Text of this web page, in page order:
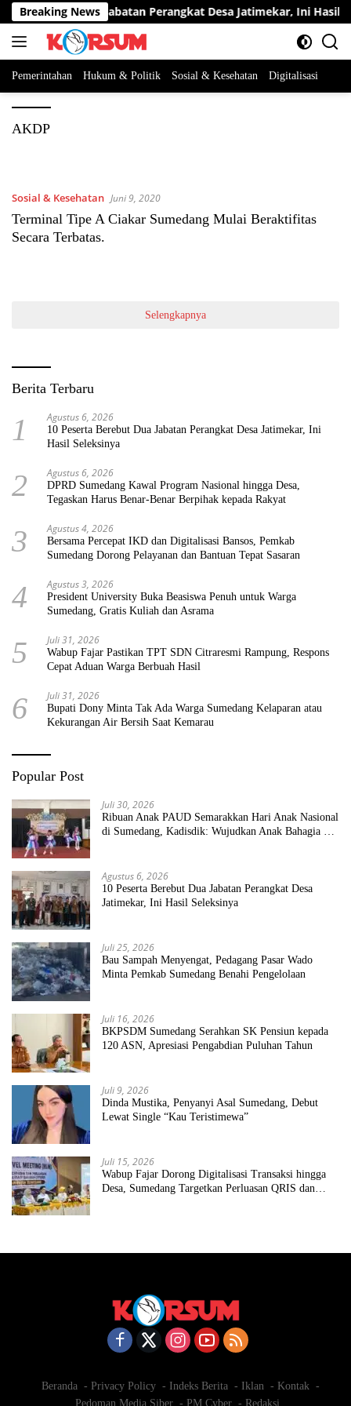
Langsung
ke
konten
Breaking News
Berebut Dua Jabatan Perangkat Desa Jatimekar, Ini Hasil
Pemerintahan Hukum & Politik Sosial & Kesehatan Digitalisasi
AKDP
Sosial & Kesehatan Juni 9, 2020
Terminal Tipe A Ciakar Sumedang Mulai Beraktifitas
Secara Terbatas.
Selengkapnya
Berita Terbaru
1 Agustus 6, 2026
10 Peserta Berebut Dua Jabatan Perangkat Desa Jatimekar, Ini
Hasil Seleksinya
2 Agustus 6, 2026
DPRD Sumedang Kawal Program Nasional hingga Desa,
Tegaskan Harus Benar-Benar Berpihak kepada Rakyat
3 Agustus 4, 2026
Bersama Percepat IKD dan Digitalisasi Bansos, Pemkab
Sumedang Dorong Pelayanan dan Bantuan Tepat Sasaran
4 Agustus 3, 2026
President University Buka Beasiswa Penuh untuk Warga
Sumedang, Gratis Kuliah dan Asrama
5 Juli 31, 2026
Wabup Fajar Pastikan TPT SDN Citraresmi Rampung, Respons
Cepat Aduan Warga Berbuah Hasil
6 Juli 31, 2026
Bupati Dony Minta Tak Ada Warga Sumedang Kelaparan atau
Kekurangan Air Bersih Saat Kemarau
Popular Post
Juli 30, 2026
Ribuan Anak PAUD Semarakkan Hari Anak Nasional
di Sumedang, Kadisdik: Wujudkan Anak Bahagia dan
Agustus 6, 2026
10 Peserta Berebut Dua Jabatan Perangkat Desa
Jatimekar, Ini Hasil Seleksinya
Juli 25, 2026
Bau Sampah Menyengat, Pedagang Pasar Wado
Minta Pemkab Sumedang Benahi Pengelolaan
Juli 16, 2026
BKPSDM Sumedang Serahkan SK Pensiun kepada
120 ASN, Apresiasi Pengabdian Puluhan Tahun
Juli 9, 2026
Dinda Mustika, Penyanyi Asal Sumedang, Debut
Lewat Single “Kau Teristimewa”
Juli 15, 2026
Wabup Fajar Dorong Digitalisasi Transaksi hingga
Desa, Sumedang Targetkan Perluasan QRIS dan
Beranda Privacy Policy Indeks Berita Iklan
Kontak
Pedoman Media Siber
PM Cyber Redaksi